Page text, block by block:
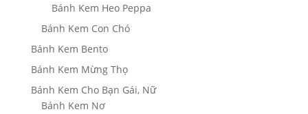
Bánh Kem Heo Peppa
Bánh Kem Con Chó
Bánh Kem Bento
Bánh Kem Mừng Thọ
Bánh Kem Cho Bạn Gái, Nữ
Bánh Kem Nơ